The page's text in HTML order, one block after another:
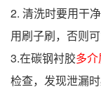
2. 清洗时要用干
用刷子刷，否则
3.在碳钢衬胶多
检查，发现泄漏